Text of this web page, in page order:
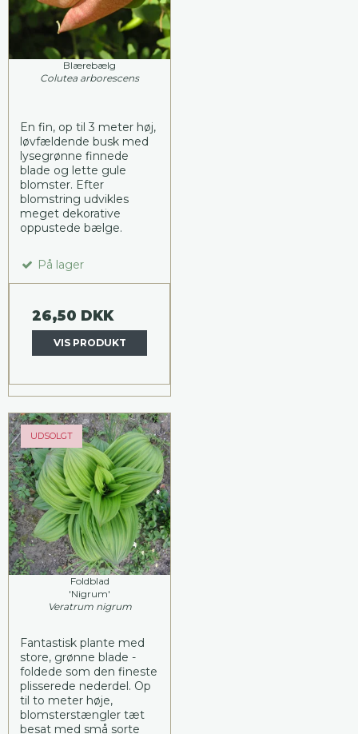
Blærebælg
Colutea arborescens
En fin, op til 3 meter høj,
løvfældende busk med
lysegrønne finnede
blade og lette gule
blomster. Efter
blomstring udvikles
meget dekorative
oppustede bælge.
På lager
26,50 DKK
VIS PRODUKT
UDSOLGT
Foldblad
'Nigrum'
Veratrum nigrum
Fantastisk plante med
store, grønne blade -
foldede som den fineste
plisserede nederdel. Op
til to meter høje,
blomsterstængler tæt
besat med små sorte